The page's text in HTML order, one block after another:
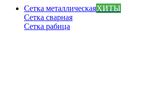
Сетка металлическаяХИТЫ
Сетка сварная
Сетка рабица